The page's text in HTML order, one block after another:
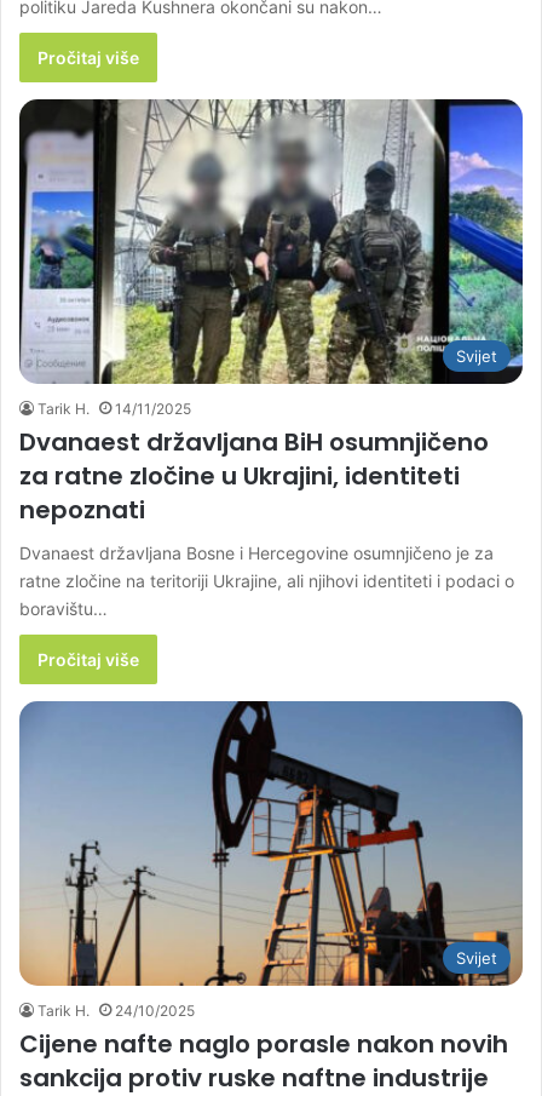
politiku Jareda Kushnera okončani su nakon…
Pročitaj više
Svijet
Tarik H. 14/11/2025
Dvanaest državljana BiH osumnjičeno
za ratne zločine u Ukrajini, identiteti
nepoznati
Dvanaest državljana Bosne i Hercegovine osumnjičeno je za
ratne zločine na teritoriji Ukrajine, ali njihovi identiteti i podaci o
boravištu…
Pročitaj više
Svijet
Tarik H. 24/10/2025
Cijene nafte naglo porasle nakon novih
sankcija protiv ruske naftne industrije